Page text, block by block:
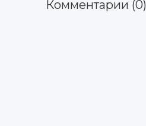
Комментарии (0)